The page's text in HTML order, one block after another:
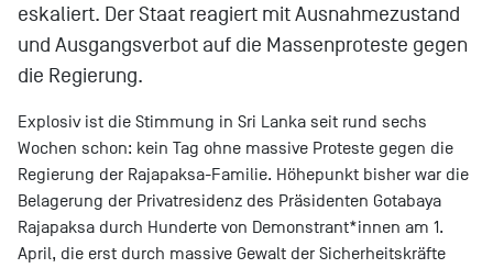
eskaliert. Der Staat reagiert mit Ausnahmezustand
und Ausgangsverbot auf die Massenproteste gegen
die Regierung.
Explosiv ist die Stimmung in Sri Lanka seit rund sechs
Wochen schon: kein Tag ohne massive Proteste gegen die
Regierung der Rajapaksa-Familie. Höhepunkt bisher war die
Belagerung der Privatresidenz des Präsidenten Gotabaya
Rajapaksa durch Hunderte von Demonstrant*innen am 1.
April, die erst durch massive Gewalt der Sicherheitskräfte